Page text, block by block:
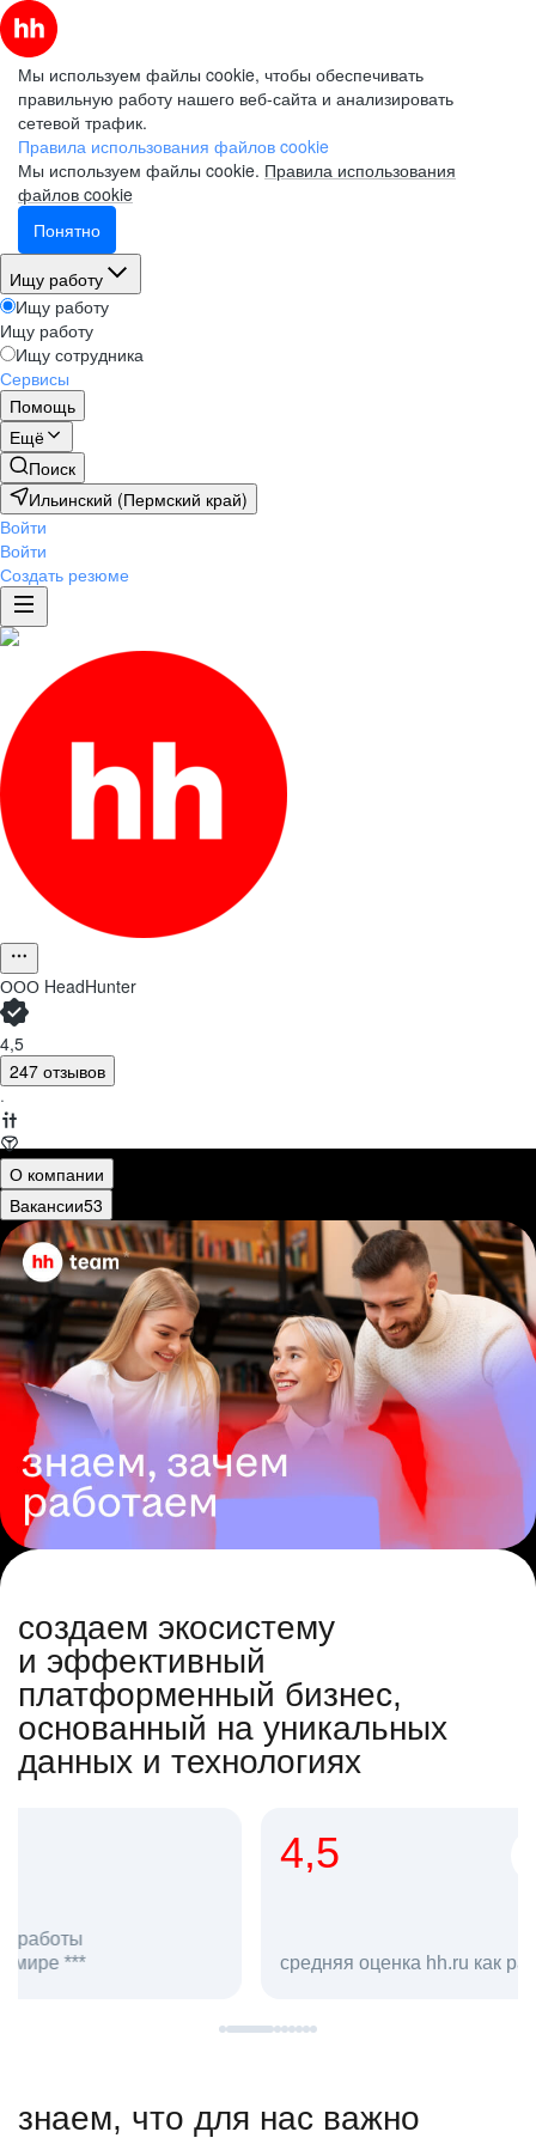
Мы используем файлы cookie, чтобы обеспечивать
правильную работу нашего веб-сайта и анализировать
сетевой трафик.
Правила использования файлов cookie
Мы используем файлы cookie. Правила использования
файлов cookie
Понятно
Ищу работу
Ищу работу
Ищу работу
Ищу сотрудника
Сервисы
Помощь
Ещё
Поиск
Ильинский (Пермский край)
Войти
Войти
Создать резюме
ООО HeadHunter
4,5
247 отзывов
·
О компании
Вакансии53
создаем экосистему
и эффективный
платформенный бизнес,
основанный на уникальных
данных и технологиях
средняя оценка hh.ru как работодателя **
в hh.ru
знаем, что для нас важно